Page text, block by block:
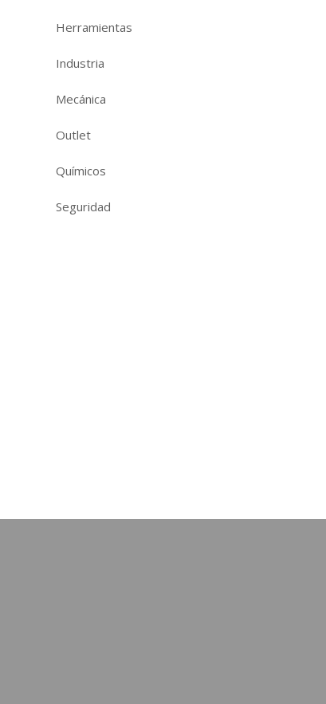
Herramientas
Industria
Mecánica
Outlet
Químicos
Seguridad